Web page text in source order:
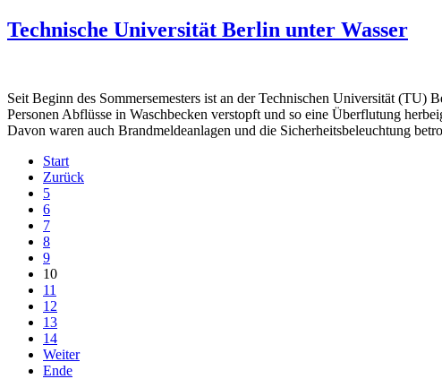
Technische Universität Berlin unter Wasser
Seit Beginn des Sommersemesters ist an der Technischen Universität (TU)
Personen Abflüsse in Waschbecken verstopft und so eine Überflutung
Davon waren auch Brandmeldeanlagen und die Sicherheitsbeleuchtung
Start
Zurück
5
6
7
8
9
10
11
12
13
14
Weiter
Ende